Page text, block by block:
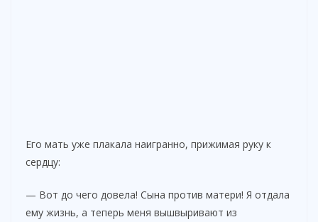
Его мать уже плакала наигранно, прижимая руку к
сердцу:
— Вот до чего довела! Сына против матери! Я отдала
ему жизнь, а теперь меня вышвыривают из